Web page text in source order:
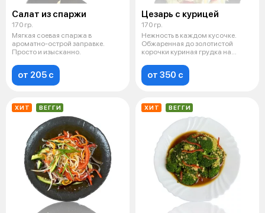
Салат из спаржи
170 гр.
Мягкая соевая спаржа в
ароматно-острой заправке.
Просто и изысканно.
от 205 c
Цезарь с курицей
170 гр.
Нежность в каждом кусочке.
Обжаренная до золотистой
корочки куриная грудка на
от 350 c
ХИТ ВЕГГИ ХИТ ВЕГГИ